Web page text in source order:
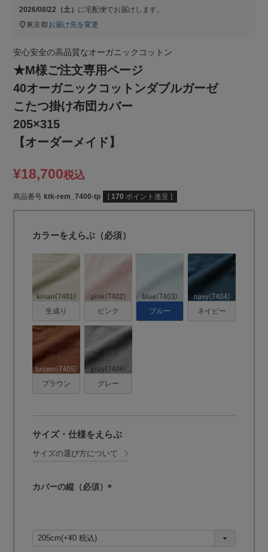
2026/08/22（土） に 宅配便でお届けします。
東京都お届け先を変更
安心安全の高品質なオーガニックコットン
★M様ご注文専用ページ
40オーガニックコットンダブルガーゼ
こたつ掛け布団カバー
205×315
【オーダーメイド】
¥18,700税込
商品番号 ktk-rem_7400-tp [ 170 ポイント進呈 ]
カラーをえらぶ（必須）
生成り ピンク ブルー ネイビー
ブラウン グレー
サイズ・仕様をえらぶ
サイズの選び方について
カバーの縦（必須）
須
)